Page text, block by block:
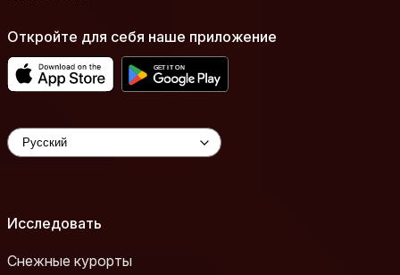
Откройте для себя наше приложение
Исследовать
Снежные курорты